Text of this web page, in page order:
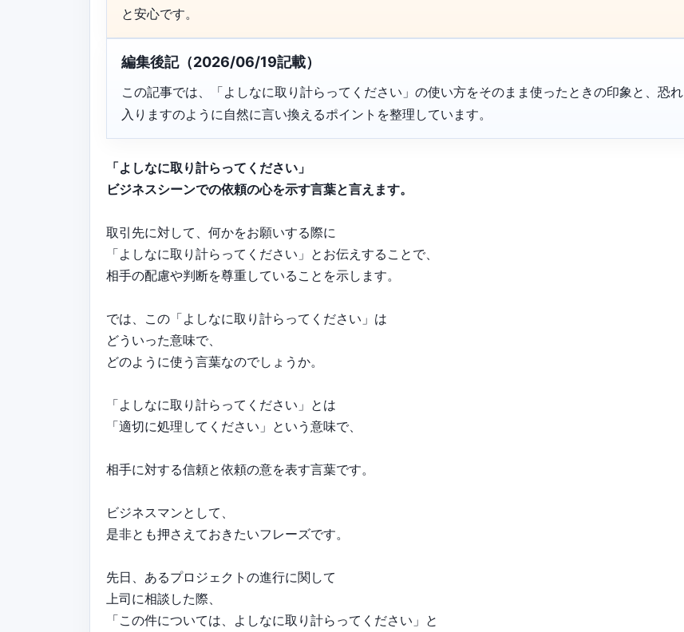
と安心です。
編集後記（2026/06/19記載）
この記事では、「よしなに取り計らってください」の使い方をそのまま使ったときの印象と、恐れ
入りますのように自然に言い換えるポイントを整理しています。
「よしなに取り計らってください」
ビジネスシーンでの依頼の心を示す言葉と言えます。
取引先に対して、何かをお願いする際に
「よしなに取り計らってください」とお伝えすることで、
相手の配慮や判断を尊重していることを示します。
では、この「よしなに取り計らってください」は
どういった意味で、
どのように使う言葉なのでしょうか。
「よしなに取り計らってください」とは
「適切に処理してください」という意味で、
相手に対する信頼と依頼の意を表す言葉です。
ビジネスマンとして、
是非とも押さえておきたいフレーズです。
先日、あるプロジェクトの進行に関して
上司に相談した際、
「この件については、よしなに取り計らってください」と